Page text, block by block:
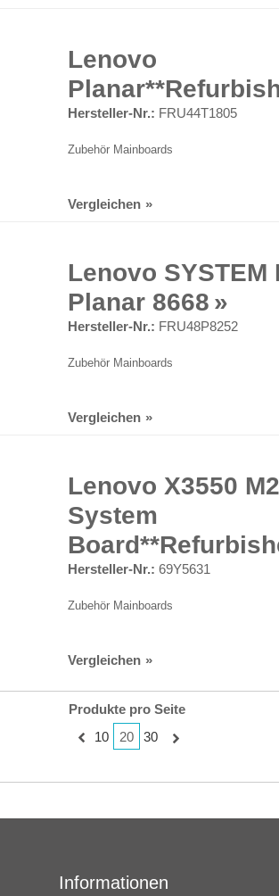
Lenovo
Hersteller-Nr.: FRU44T1805
Zubehör Mainboards
Vergleichen
Lenovo SYSTEM
Planar 8668
Hersteller-Nr.: FRU48P8252
Zubehör Mainboards
Vergleichen
Lenovo X3550
System
Hersteller-Nr.: 69Y5631
Zubehör Mainboards
Vergleichen
Produkte pro Seite
10
20 30
Informationen